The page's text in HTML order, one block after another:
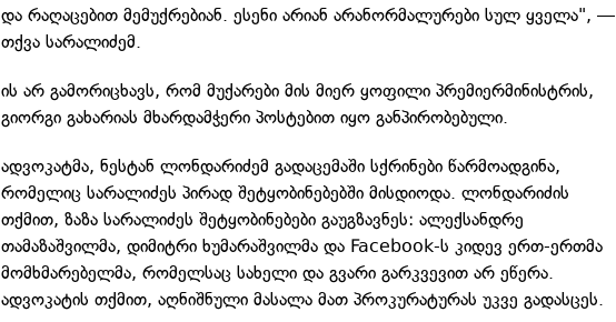
და რაღაცებით მემუქრებიან. ესენი არიან არანორმალურები სულ ყველა", —
თქვა სარალიძემ.
ის არ გამორიცხავს, რომ მუქარები მის მიერ ყოფილი პრემიერმინისტრის,
გიორგი გახარიას მხარდამჭერი პოსტებით იყო განპირობებული.
ადვოკატმა, ნესტან ლონდარიძემ გადაცემაში სქრინები წარმოადგინა,
რომელიც სარალიძეს პირად შეტყობინებებში მისდიოდა. ლონდარიძის
თქმით, ზაზა სარალიძეს შეტყობინებები გაუგზავნეს: ალექსანდრე
თამაზაშვილმა, დიმიტრი ხუმარაშვილმა და Facebook-ს კიდევ ერთ-ერთმა
მომხმარებელმა, რომელსაც სახელი და გვარი გარკვევით არ ეწერა.
ადვოკატის თქმით, აღნიშნული მასალა მათ პროკურატურას უკვე გადასცეს.